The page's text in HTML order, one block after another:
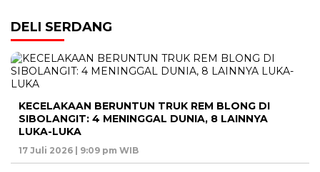
DELI SERDANG
KECELAKAAN BERUNTUN TRUK REM BLONG DI
SIBOLANGIT: 4 MENINGGAL DUNIA, 8 LAINNYA
LUKA-LUKA
17 Juli 2026 | 9:09 pm WIB